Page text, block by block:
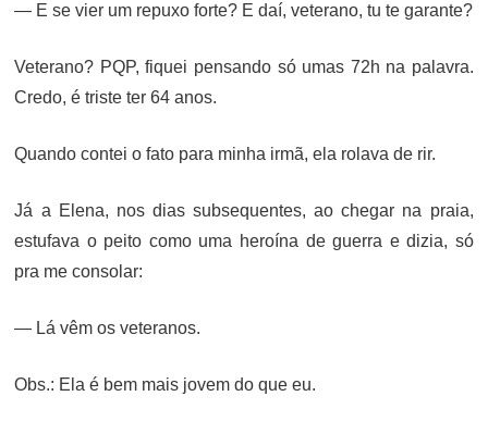
— E se vier um repuxo forte? E daí, veterano, tu te garante?
Veterano? PQP, fiquei pensando só umas 72h na palavra.
Credo, é triste ter 64 anos.
Quando contei o fato para minha irmã, ela rolava de rir.
Já a Elena, nos dias subsequentes, ao chegar na praia,
estufava o peito como uma heroína de guerra e dizia, só
pra me consolar:
— Lá vêm os veteranos.
Obs.: Ela é bem mais jovem do que eu.